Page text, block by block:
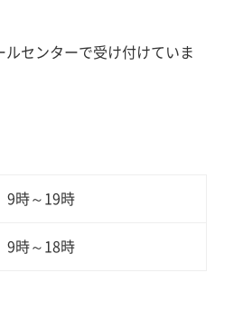
ルセンターで受け付けていま
9時～19時
9時～18時